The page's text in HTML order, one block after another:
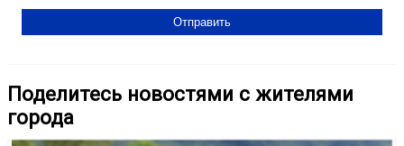
Поделитесь новостями с жителями
города